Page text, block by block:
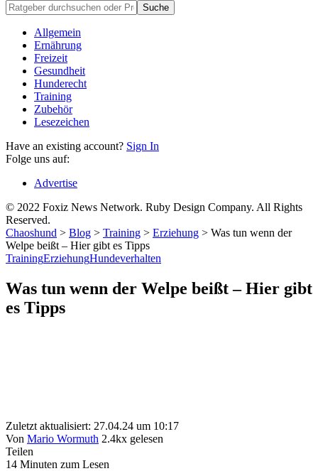
Allgemein
Ernährung
Freizeit
Gesundheit
Hunderecht
Training
Zubehör
Lesezeichen
Have an existing account? Sign In
Folge uns auf:
Advertise
© 2022 Foxiz News Network. Ruby Design Company. All Rights
Reserved.
Chaoshund > Blog > Training > Erziehung > Was tun wenn der
Welpe beißt – Hier gibt es Tipps
TrainingErziehungHundeverhalten
Was tun wenn der Welpe beißt – Hier gibt
es Tipps
Zuletzt aktualisiert: 27.04.24 um 10:17
Von Mario Wormuth 2.4kx gelesen
Teilen
14 Minuten zum Lesen